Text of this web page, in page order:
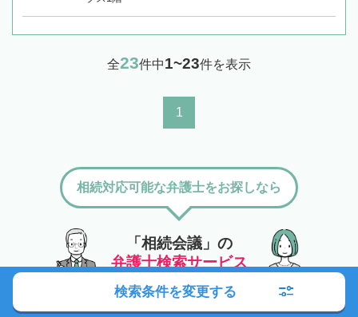
全23件中1~23件を表示
1
「相続会議」の
弁護士検索サービス
相続対応可能な弁護士をお探しなら
検索条件を変更する